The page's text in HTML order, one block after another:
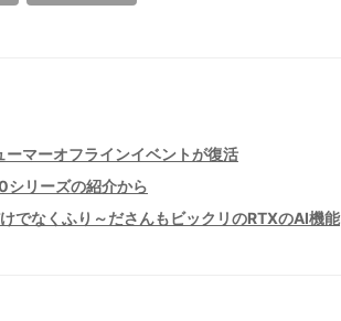
ーマーオフラインイベントが復活
シリーズの紹介から
でなくふり～ださんもビックリのRTXのAI機能